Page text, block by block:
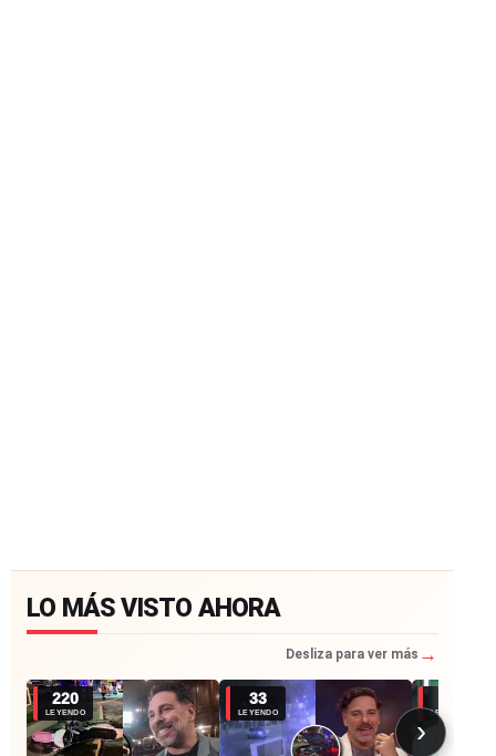
LO MÁS VISTO AHORA
Desliza para ver más →
220
LEYENDO
33
LEYENDO LEYENDO
›